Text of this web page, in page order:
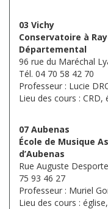
03 Vichy
Conservatoire à
Départemental
96 rue du Maréchal
Tél. 04 70 58 42 70
Professeur : Lucie
Lieu des cours : CRD,
07 Aubenas
École de Musique
d’Aubenas
Rue Auguste
75 93 46 27
Professeur : Muriel
Lieu des cours :